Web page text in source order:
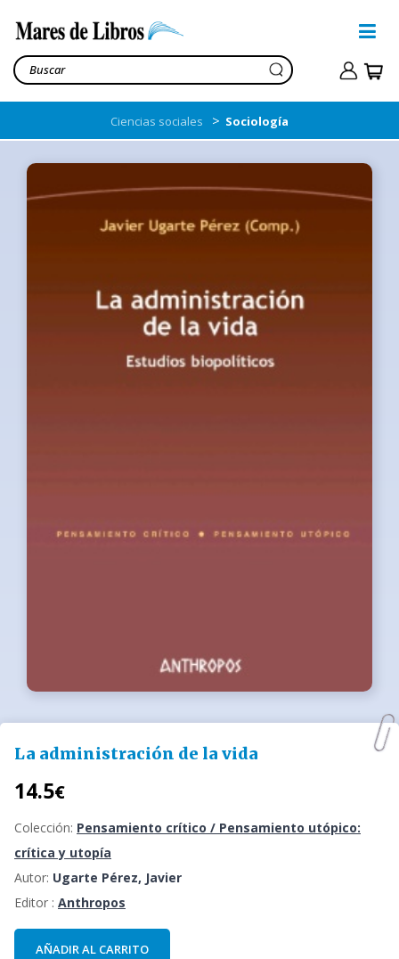
Ciencias sociales > Sociología
La administración de la vida
14.5€
Colección: Pensamiento crítico / Pensamiento utópico:
crítica y utopía
Autor: Ugarte Pérez, Javier
Editor : Anthropos
AÑADIR AL CARRITO